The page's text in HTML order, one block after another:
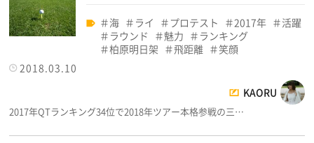
海 ライ プロテスト 2017年
活躍
ラウンド
魅力
ランキング
柏原明日架
飛距離
笑顔
2018.03.10
KAORU
2017年QTランキング34位で2018年ツアー本格参戦の三…